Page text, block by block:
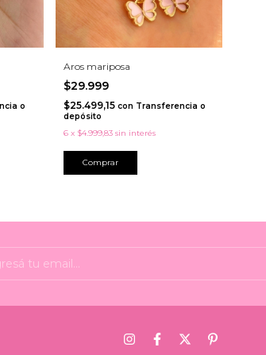
o
Aros mariposa
$29.999
$25.499,15 con Transferencia o
depósito
6 x $4.999,83 sin interés
Comprar